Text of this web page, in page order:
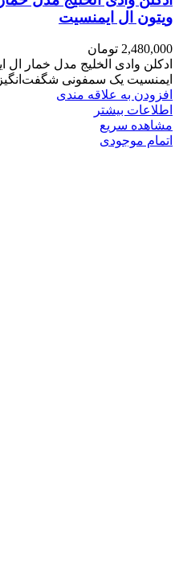
ویتون ال ایمنسیت
2,480,000 تومان
ادکلن وادی الخلیج مدل خمار
ایمنسیت یک سمفونی شگفت‌انگیز
افزودن به علاقه مندی
اطلاعات بیشتر
مشاهده سریع
اتمام موجودی